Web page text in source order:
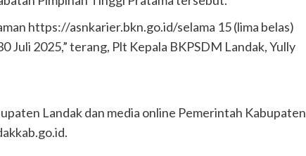
https://asnkarier.bkn.go.id/selama 15 (lima belas)
Juli 2025,” terang, Plt Kepala BKPSDM Landak, Yully
Landak dan media online Pemerintah Kabupaten